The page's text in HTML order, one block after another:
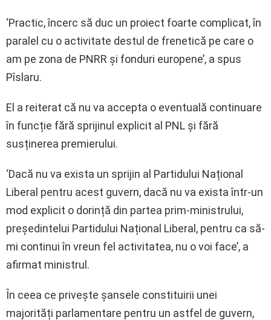
‘Practic, încerc să duc un proiect foarte complicat, în
paralel cu o activitate destul de frenetică pe care o
am pe zona de PNRR și fonduri europene’, a spus
Pîslaru.
El a reiterat că nu va accepta o eventuală continuare
în funcție fără sprijinul explicit al PNL și fără
susținerea premierului.
‘Dacă nu va exista un sprijin al Partidului Național
Liberal pentru acest guvern, dacă nu va exista într-un
mod explicit o dorință din partea prim-ministrului,
președintelui Partidului Național Liberal, pentru ca să-
mi continui în vreun fel activitatea, nu o voi face’, a
afirmat ministrul.
În ceea ce privește șansele constituirii unei
majorități parlamentare pentru un astfel de guvern,